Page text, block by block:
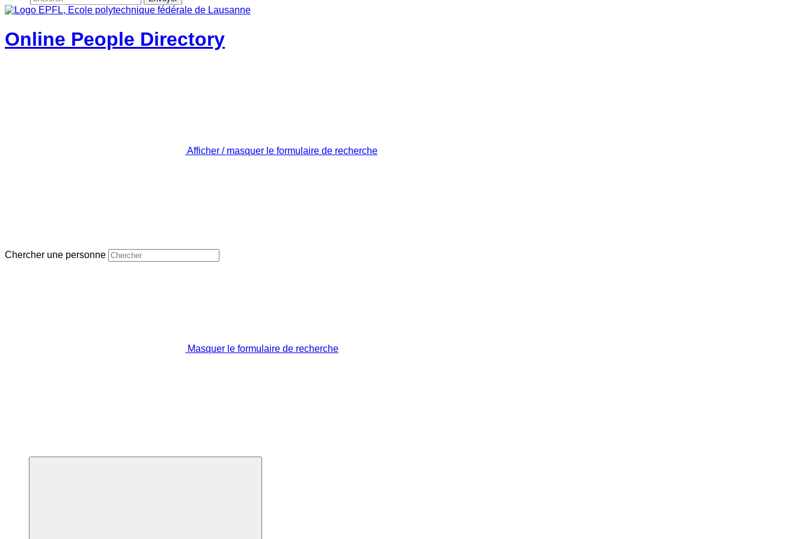
Online People Directory
Afficher / masquer le formulaire de recherche
Chercher une personne
Masquer le formulaire de recherche